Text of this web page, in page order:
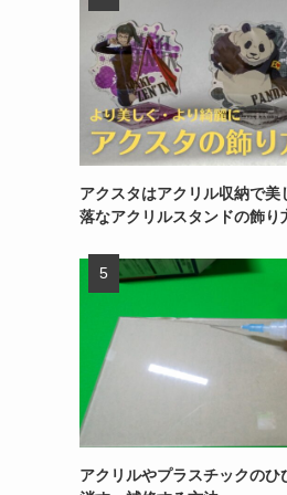
アクスタはアクリル収納で
落なアクリルスタンドの飾り
アクリルやプラスチックの